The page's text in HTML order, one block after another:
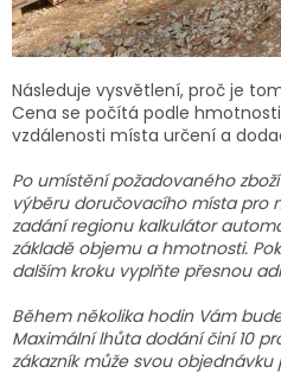
Následuje vysvětlení, proč je
Cena se počítá podle
vzdálenosti místa určení a
Po umístění požadovaného
výběru doručovacího místa pro
zadání regionu kalkulátor
základě objemu a hmotnosti.
dalším kroku vyplňte přesnou
Během několika hodin Vám
Maximální lhůta dodání činí 10
zákazník může svou objednávku